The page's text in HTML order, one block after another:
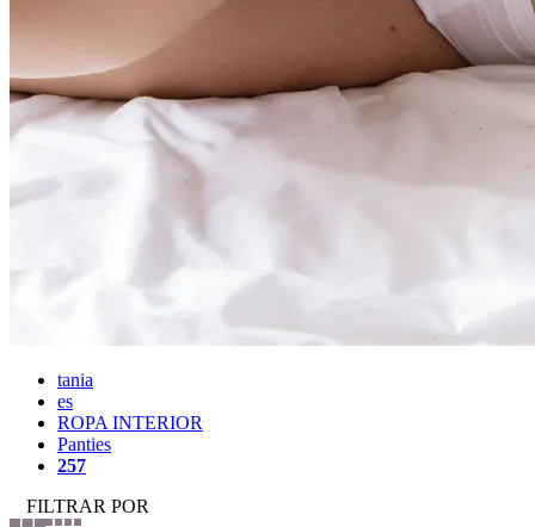
tania
es
ROPA INTERIOR
Panties
257
FILTRAR POR